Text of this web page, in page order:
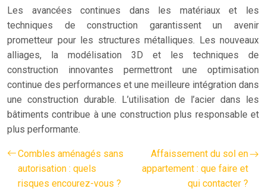
Les avancées continues dans les matériaux et les
techniques de construction garantissent un avenir
prometteur pour les structures métalliques. Les nouveaux
alliages, la modélisation 3D et les techniques de
construction innovantes permettront une optimisation
continue des performances et une meilleure intégration dans
une construction durable. L’utilisation de l’acier dans les
bâtiments contribue à une construction plus responsable et
plus performante.
Combles aménagés sans
autorisation : quels
risques encourez-vous ?
Affaissement du sol en
appartement : que faire et
qui contacter ?